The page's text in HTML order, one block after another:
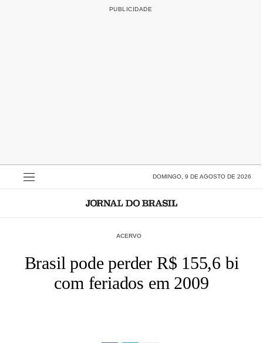
DOMINGO, 9 DE AGOSTO DE 2026
ACERVO
Brasil pode perder R$ 155,6 bi
com feriados em 2009